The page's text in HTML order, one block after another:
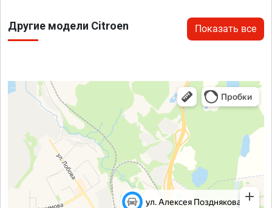
Другие модели Citroen Показать все